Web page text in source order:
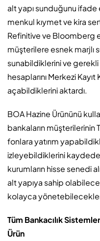
alt yapı sunduğunu
menkul kıymet ve kira
Refinitive ve Bloomberg
müşterilere esnek marjlı
sunabildiklerini ve gerekli
hesaplarını Merkezi
açabildiklerini aktardı.
BOA Hazine Ürününü
bankaların müşterilerinin
fonlara yatırım
izleyebildiklerini
kurumların hisse senedi
alt yapıya sahip
kolayca
Tüm Bankacılık
Ürün